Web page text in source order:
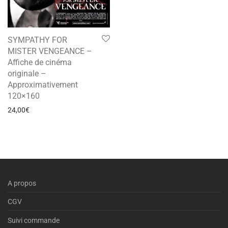
SYMPATHY FOR
MISTER VENGEANCE –
Affiche de cinéma
originale –
Approximativement
120×160
24,00€
A propos
CGV
Suivi commande